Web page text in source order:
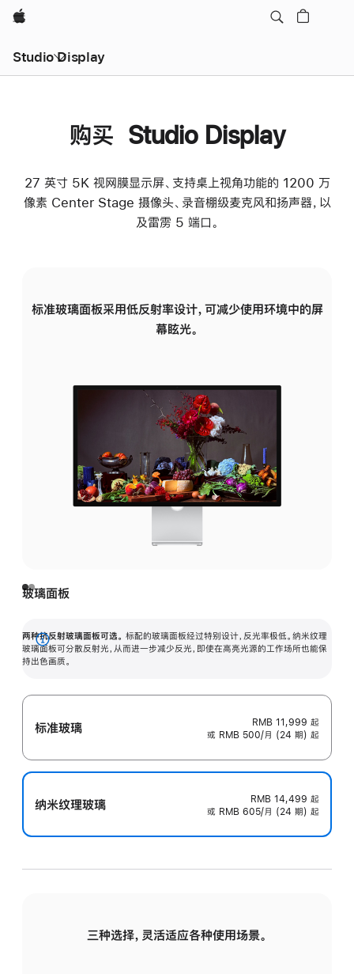
Apple
Studio Display
购买 Studio Display
27 英寸 5K 视网膜显示屏、支持桌上视角功能的 1200 万
像素 Center Stage 摄像头、录音棚级麦克风和扬声器，以
及雷雳 5 端口。
标准玻璃面板采用低反射率设计，可减少使用环境中的屏
幕眩光。
玻璃面板
两种抗反射玻璃面板可选。 标配的玻璃面板经过特别设计，反光率极低。纳米纹理
玻璃面板可分散反射光，从而进一步减少反光，即使在高亮光源的工作场所也能保
持出色画质。
展
开
标准玻璃 RMB 11,999 起
或 RMB 500/月 (24 期) 起
纳米纹理玻璃 RMB 14,499 起
或 RMB 605/月 (24 期) 起
三种选择，灵活适应各种使用场景。